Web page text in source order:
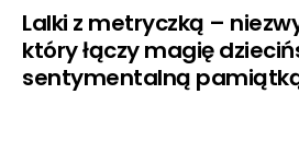
Lalki z metryczką –
który łączy magię
sentymentalną